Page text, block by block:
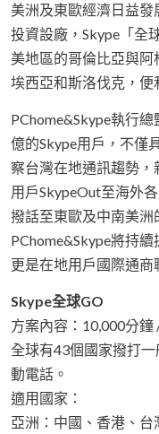
美洲及東歐經濟日益
投資設廠，Skype「全
美地區的哥倫比亞與
埃西亞和斯洛伐克，便
PChome&Skype執行
億的Skype用戶，不僅
察台灣在地通訊趨勢
用戶SkypeOut至海外
撥話至東歐及中南美洲
PChome&Skype將持
更是在地用戶國際通商
Skype全球GO
方案內容：10,000分鐘
全球有43個國家撥打
動電話。
適用國家：
亞洲：中國、香港、